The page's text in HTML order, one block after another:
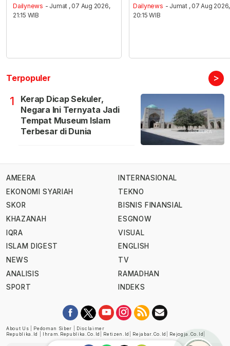
Dailynews - Jumat , 07 Aug 2026,
21:15 WIB
Dailynews - Jumat , 07 Aug 2026,
20:15 WIB
Terpopuler >
1
Kerap Dicap Sekuler,
Negara Ini Ternyata Jadi
Tempat Museum Islam
Terbesar di Dunia
AMEERA
EKONOMI SYARIAH
SKOR
KHAZANAH
IQRA
ISLAM DIGEST
NEWS
ANALISIS
SPORT
INTERNASIONAL
TEKNO
BISNIS FINANSIAL
ESGNOW
VISUAL
ENGLISH
TV
RAMADHAN
INDEKS
About Us Pedoman Siber
Disclaimer
Republika.id
Ihram.republika.co.id Retizen.id Rejabar.co.id Rejogja.co.id